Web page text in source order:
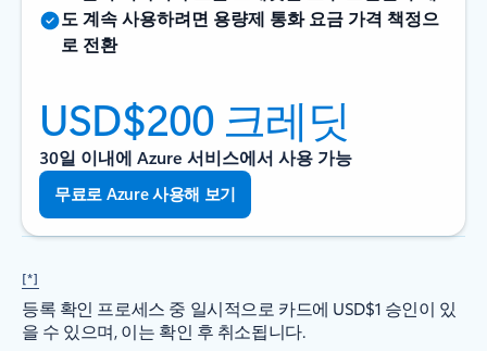
도 계속 사용하려면 용량제 통화 요금 가격 책정으
로 전환
USD$200 크레딧
30일 이내에 Azure 서비스에서 사용 가능
무료로 Azure 사용해 보기
[*]
등록 확인 프로세스 중 일시적으로 카드에 USD$1 승인이 있
을 수 있으며, 이는 확인 후 취소됩니다.